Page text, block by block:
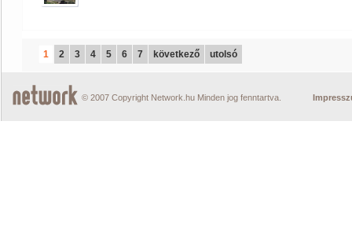
1 2 3 4 5 6 7 következő utolsó
© 2007 Copyright Network.hu Minden jog fenntartva.